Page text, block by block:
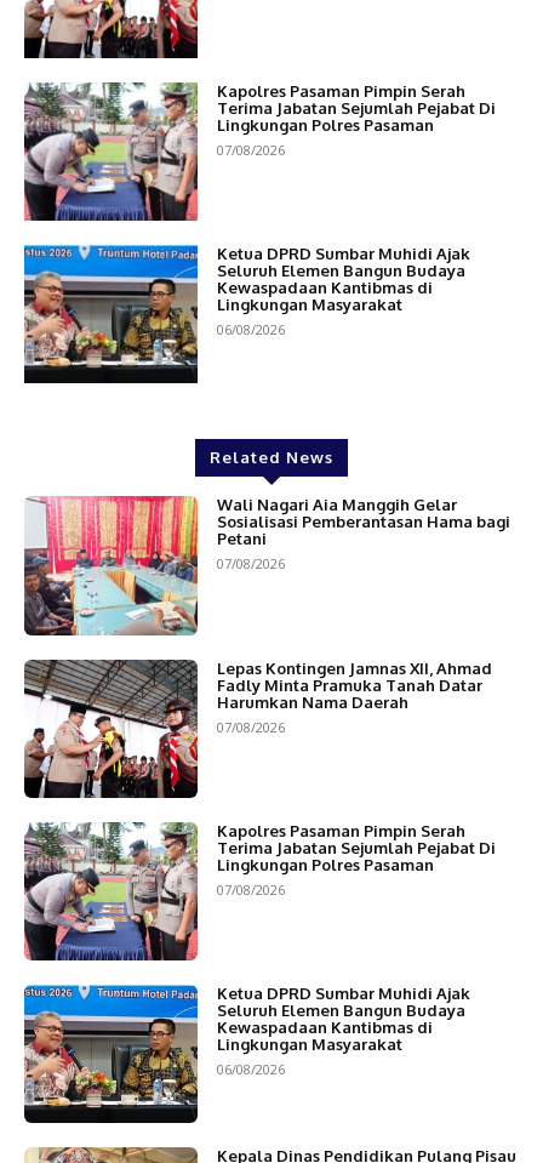
Kapolres Pasaman Pimpin Serah
Terima Jabatan Sejumlah Pejabat Di
Lingkungan Polres Pasaman
07/08/2026
Ketua DPRD Sumbar Muhidi Ajak
Seluruh Elemen Bangun Budaya
Kewaspadaan Kantibmas di
Lingkungan Masyarakat
06/08/2026
Related News
Wali Nagari Aia Manggih Gelar
Sosialisasi Pemberantasan Hama bagi
Petani
07/08/2026
Lepas Kontingen Jamnas XII, Ahmad
Fadly Minta Pramuka Tanah Datar
Harumkan Nama Daerah
07/08/2026
Kapolres Pasaman Pimpin Serah
Terima Jabatan Sejumlah Pejabat Di
Lingkungan Polres Pasaman
07/08/2026
Ketua DPRD Sumbar Muhidi Ajak
Seluruh Elemen Bangun Budaya
Kewaspadaan Kantibmas di
Lingkungan Masyarakat
06/08/2026
Kepala Dinas Pendidikan Pulang Pisau